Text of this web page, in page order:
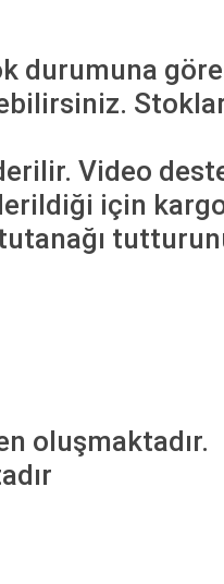
durumuna
Video
için
oluşmaktadır.